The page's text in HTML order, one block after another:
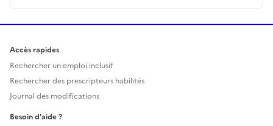
Accès rapides
Rechercher un emploi inclusif
Rechercher des prescripteurs habilités
Journal des modifications
Besoin d'aide ?